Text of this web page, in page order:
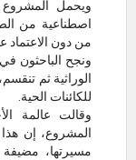
اصطناعية من
من دون الاعتماد
ونجح الباحثون
الوراثية ثم
للكائنات الحية.
وقالت عالمة
المشروع، إن هذا
مسيرتها،